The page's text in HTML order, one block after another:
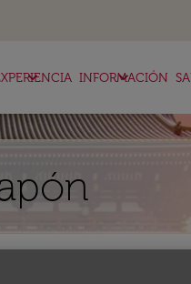
keyboard_arrow_down INFORMACIÓN
keyboard_arrow_down